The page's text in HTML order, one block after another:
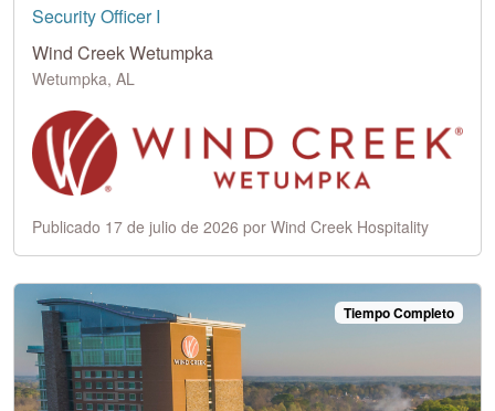
Security Officer I
Wind Creek Wetumpka
Wetumpka, AL
Publicado 17 de julio de 2026 por Wind Creek Hospitality
Tiempo Completo